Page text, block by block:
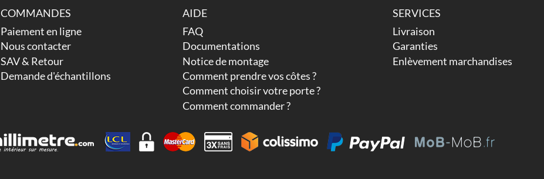
COMMANDES
Paiement en ligne
Nous contacter
SAV & Retour
Demande d'échantillons
AIDE
FAQ
Documentations
Notice de montage
Comment prendre vos côtes ?
Comment choisir votre porte ?
Comment commander ?
SERVICES
Livraison
Garanties
Enlèvement marchandises